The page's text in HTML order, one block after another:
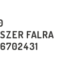
FALRA